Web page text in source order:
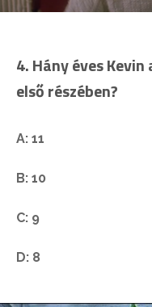
4. Hány éves
első részében?
A: 11
B: 10
C: 9
D: 8